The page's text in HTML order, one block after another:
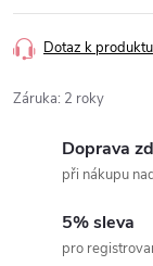
Dotaz k produktu
Záruka: 2 roky
Doprava
při nákupu
5% sleva
pro